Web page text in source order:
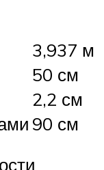
3,937 м
50 см
2,2 см
90 см